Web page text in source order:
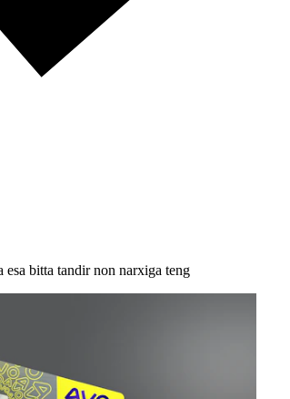
bitta tandir non narxiga teng